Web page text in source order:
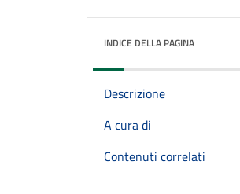
INDICE DELLA PAGINA
Descrizione
A cura di
Contenuti correlati